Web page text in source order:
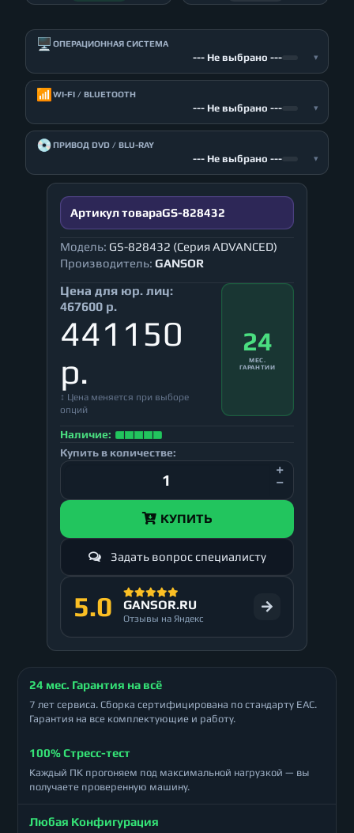
🖥️ ОПЕРАЦИОННАЯ СИСТЕМА
--- Не выбрано --- ▾
📶 WI-FI / BLUETOOTH
--- Не выбрано --- ▾
💿ПРИВОД DVD / BLU-RAY
--- Не выбрано --- ▾
Артикул товараGS-828432
Модель: GS-828432 (Серия ADVANCED)
Производитель: GANSOR
Цена для юр. лиц:
467600 р.
441150
р.
↕ Цена меняется при выборе
опций
24
МЕС.
ГАРАНТИИ
Наличие:
Купить в количестве:
КУПИТЬ
Задать вопрос специалисту
5.0 GANSOR.RU
Отзывы на Яндекс
24 мес. Гарантия на всё
7 лет сервиса. Сборка сертифицирована по стандарту ЕАС.
Гарантия на все комплектующие и работу.
100% Стресс-тест
Каждый ПК прогоняем под максимальной нагрузкой — вы
получаете проверенную машину.
Любая Конфигурация